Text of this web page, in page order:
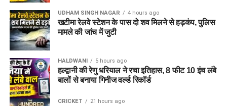
UDHAM SINGH NAGAR 4 hours ago
खटीमा रेलवे स्टेशन के पास दो शव मिलने से हड़कंप, पुलिस
मामले की जांच में जुटी
HALDWANI 5 hours ago
हल्द्वानी की रेणु धरियाल ने रचा इतिहास, 8 फीट 10 इंच लंबे
बालों से बनाया गिनीज वर्ल्ड रिकॉर्ड
CRICKET 21 hours ago